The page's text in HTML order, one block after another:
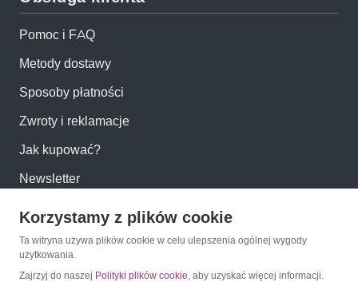
Pomoc i FAQ
Metody dostawy
Sposoby płatności
Zwroty i reklamacje
Jak kupować?
Newsletter
Konto
Moje konto
Korzystamy z plików cookie
Ta witryna używa plików cookie w celu ulepszenia ogólnej wygody
użytkowania.
Zajrzyj do naszej Polityki plików cookie, aby uzyskać więcej informacji.